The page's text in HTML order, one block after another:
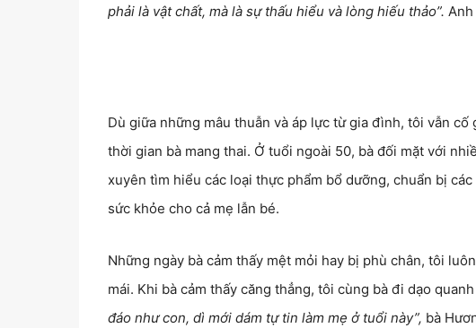
phải là vật chất, mà là sự thấu hiểu và lòng hiếu thảo”. Anh
Dù giữa những mâu thuẫn và áp lực từ gia đình, tôi vẫn
thời gian bà mang thai. Ở tuổi ngoài 50, bà đối mặt với
xuyên tìm hiểu các loại thực phẩm bổ dưỡng, chuẩn bị
sức khỏe cho cả mẹ lẫn bé.
Những ngày bà cảm thấy mệt mỏi hay bị phù chân, tôi
mái. Khi bà cảm thấy căng thẳng, tôi cùng bà đi dạo
đáo như con, dì mới dám tự tin làm mẹ ở tuổi này”, bà